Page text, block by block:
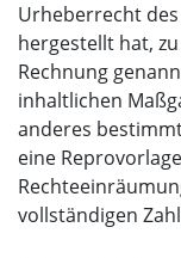
Urheberrecht
hergestellt hat,
Rechnung
inhaltlichen
anderes
eine
vollständigen